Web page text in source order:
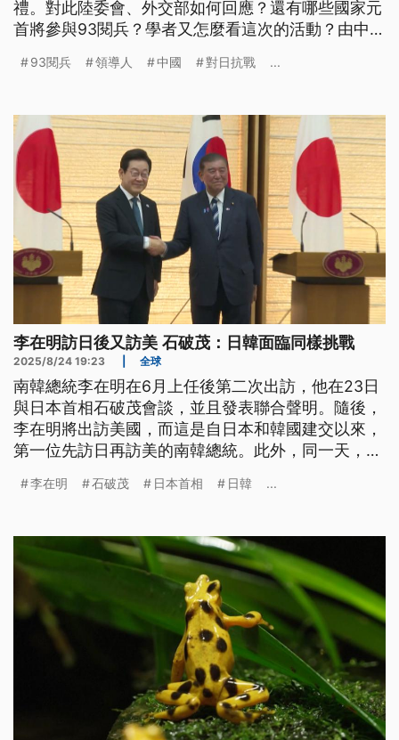
禮。對此陸委會、外交部如何回應？還有哪些國家元
首將參與93閱兵？學者又怎麼看這次的活動？由中、
93閱兵 領導人 中國 對日抗戰 ...
李在明訪日後又訪美 石破茂：日韓面臨同樣挑戰
2025/8/24 19:23 全球
南韓總統李在明在6月上任後第二次出訪，他在23日
與日本首相石破茂會談，並且發表聯合聲明。隨後，
李在明將出訪美國，而這是自日本和韓國建交以來，
第一位先訪日再訪美的南韓總統。此外，同一天，北
兩枚新型防空飛彈試射的畫面。
李在明 石破茂 日本首相 日韓 ...